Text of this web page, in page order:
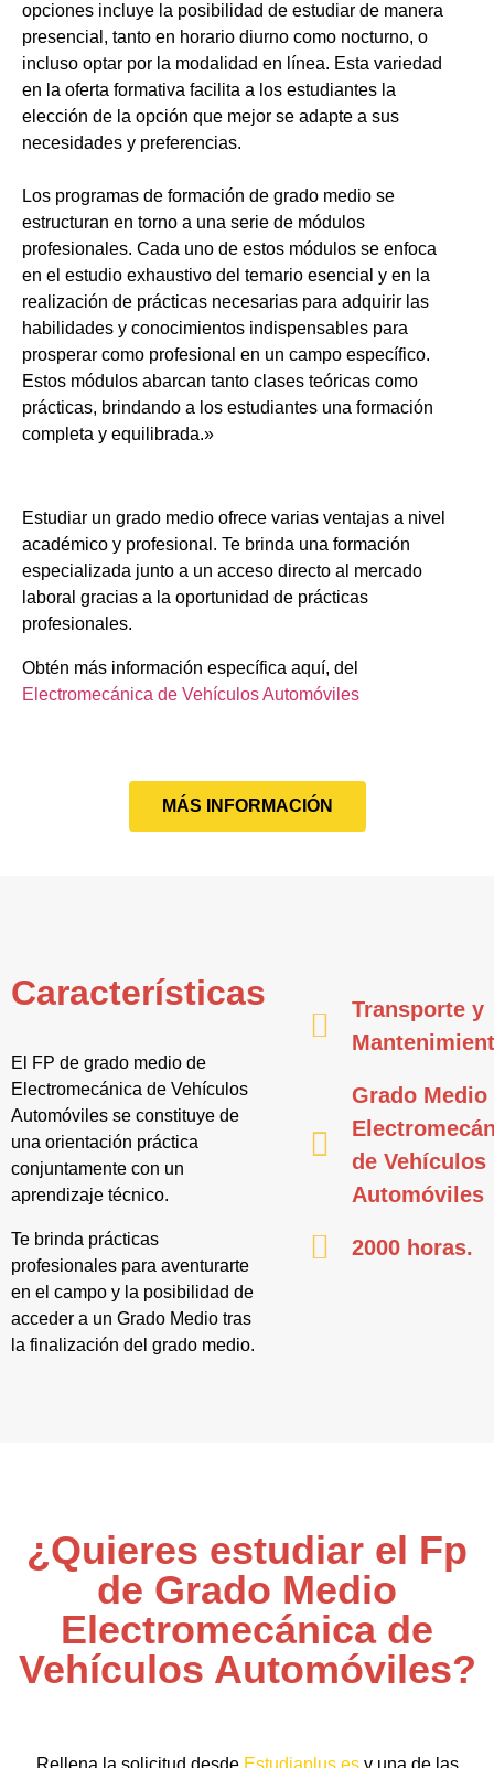
opciones incluye la posibilidad de estudiar de manera
presencial, tanto en horario diurno como nocturno, o
incluso optar por la modalidad en línea. Esta variedad
en la oferta formativa facilita a los estudiantes la
elección de la opción que mejor se adapte a sus
necesidades y preferencias.
Los programas de formación de grado medio se
estructuran en torno a una serie de módulos
profesionales. Cada uno de estos módulos se enfoca
en el estudio exhaustivo del temario esencial y en la
realización de prácticas necesarias para adquirir las
habilidades y conocimientos indispensables para
prosperar como profesional en un campo específico.
Estos módulos abarcan tanto clases teóricas como
prácticas, brindando a los estudiantes una formación
completa y equilibrada.»
Estudiar un grado medio ofrece varias ventajas a nivel
académico y profesional. Te brinda una formación
especializada junto a un acceso directo al mercado
laboral gracias a la oportunidad de prácticas
profesionales.
Obtén más información específica aquí, del
Electromecánica de Vehículos Automóviles
MÁS INFORMACIÓN
Características
El FP de grado medio de
Electromecánica de Vehículos
Automóviles se constituye de
una orientación práctica
conjuntamente con un
aprendizaje técnico.
Te brinda prácticas
profesionales para aventurarte
en el campo y la posibilidad de
acceder a un Grado Medio tras
la finalización del grado medio.
Transporte y
Grado Medio
de Vehículos
Automóviles
2000 horas.
¿Quieres estudiar el Fp
de Grado Medio
Electromecánica de
Vehículos Automóviles?
Rellena la solicitud desde Estudiaplus.esy una de las